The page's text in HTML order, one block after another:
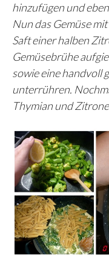
hinzufügen und
Nun das Gemüse
Saft einer halben
Gemüsebrühe
sowie eine handvoll
unterrühren.
Thymian und